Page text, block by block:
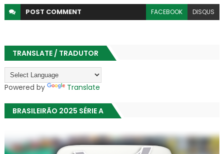
POST COMMENT FACEBOOK DISQUS
TRANSLATE / TRADUTOR
Powered by Translate
BRASILEIRÃO 2025 SÉRIE A